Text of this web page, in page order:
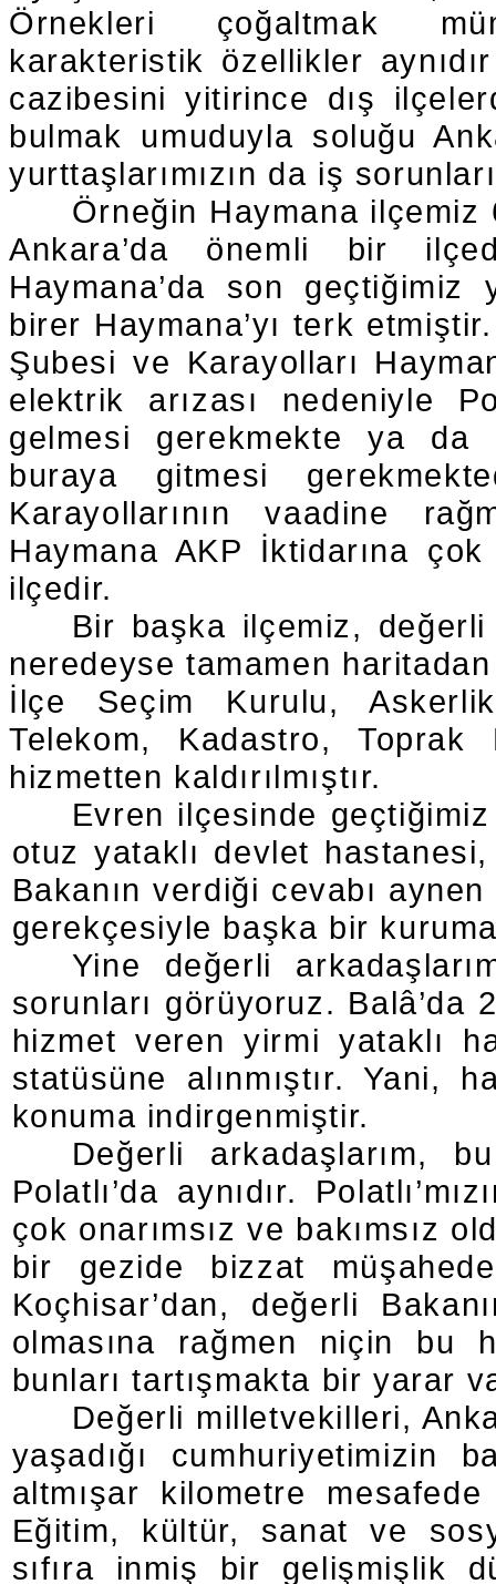
Örnekleri çoğaltmak
karakteristik özellikler
cazibesini yitirince dış
bulmak umuduyla soluğu
yurttaşlarımızın da iş
Örneğin Haymana
Ankara’da önemli bir
Haymana’da son
birer Haymana’yı terk
Şubesi ve Karayolları
elektrik arızası nedeniyle
gelmesi gerekmekte ya da
buraya gitmesi
Karayollarının vaadine
Haymana AKP İktidarına
ilçedir.
Bir başka ilçemiz,
neredeyse tamamen
İlçe Seçim Kurulu,
Telekom, Kadastro,
hizmetten kaldırılmıştır.
Evren ilçesinde
otuz yataklı devlet
Bakanın verdiği cevabı
gerekçesiyle başka bir kuruma
Yine değerli
sorunları görüyoruz. Balâ’da
hizmet veren yirmi yataklı
statüsüne alınmıştır. Yani,
konuma indirgenmiştir.
Değerli arkadaşlarım,
Polatlı’da aynıdır.
çok onarımsız ve bakımsız
bir gezide bizzat
Koçhisar’dan, değerli
olmasına rağmen niçin bu
bunları tartışmakta bir yarar
Değerli milletvekilleri,
yaşadığı cumhuriyetimizin
altmışar kilometre
Eğitim, kültür, sanat ve
sıfıra inmiş bir gelişmişlik